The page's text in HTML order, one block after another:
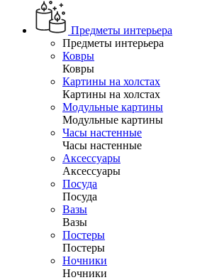
Предметы интерьера
Предметы интерьера
Ковры
Ковры
Картины на холстах
Картины на холстах
Модульные картины
Модульные картины
Часы настенные
Часы настенные
Аксессуары
Аксессуары
Посуда
Посуда
Вазы
Вазы
Постеры
Постеры
Ночники
Ночники